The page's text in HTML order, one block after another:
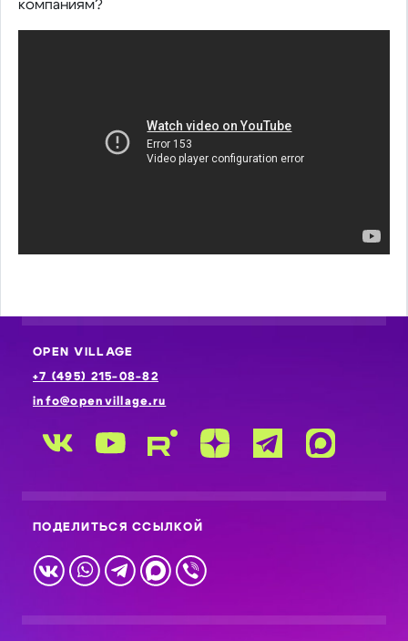
компаниям?
OPEN VILLAGE
+7 (495) 215-08-82
info@openvillage.ru
ПОДЕЛИТЬСЯ ССЫЛКОЙ